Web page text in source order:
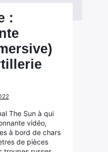
:
The Sun à qui
vidéo,
à bord de chars
de pièces